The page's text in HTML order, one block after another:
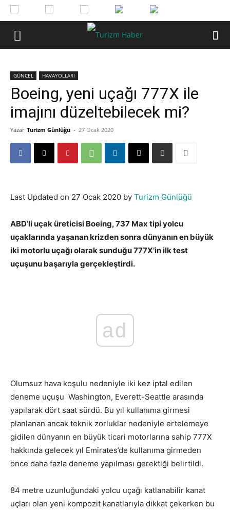
GÜNCEL HAVAYOLLARI
Boeing, yeni uçağı 777X ile
imajını düzeltebilecek mi?
Yazar Turizm Günlüğü - 27 Ocak 2020
Last Updated on 27 Ocak 2020 by Turizm Günlüğü
ABD’li uçak üreticisi Boeing, 737 Max tipi yolcu
uçaklarında yaşanan krizden sonra dünyanın en büyük
iki motorlu uçağı olarak sunduğu 777X’in ilk test
uçuşunu başarıyla gerçekleştirdi.
ad
Olumsuz hava koşulu nedeniyle iki kez iptal edilen
deneme uçuşu Washington, Everett-Seattle arasında
yapılarak dört saat sürdü. Bu yıl kullanıma girmesi
planlanan ancak teknik zorluklar nedeniyle ertelemeye
gidilen dünyanın en büyük ticari motorlarına sahip 777X
hakkında gelecek yıl Emirates’de kullanıma girmeden
önce daha fazla deneme yapılması gerektiği belirtildi.
84 metre uzunluğundaki yolcu uçağı katlanabilir kanat
uçları olan yeni kompozit kanatlarıyla dikkat çekerken bu